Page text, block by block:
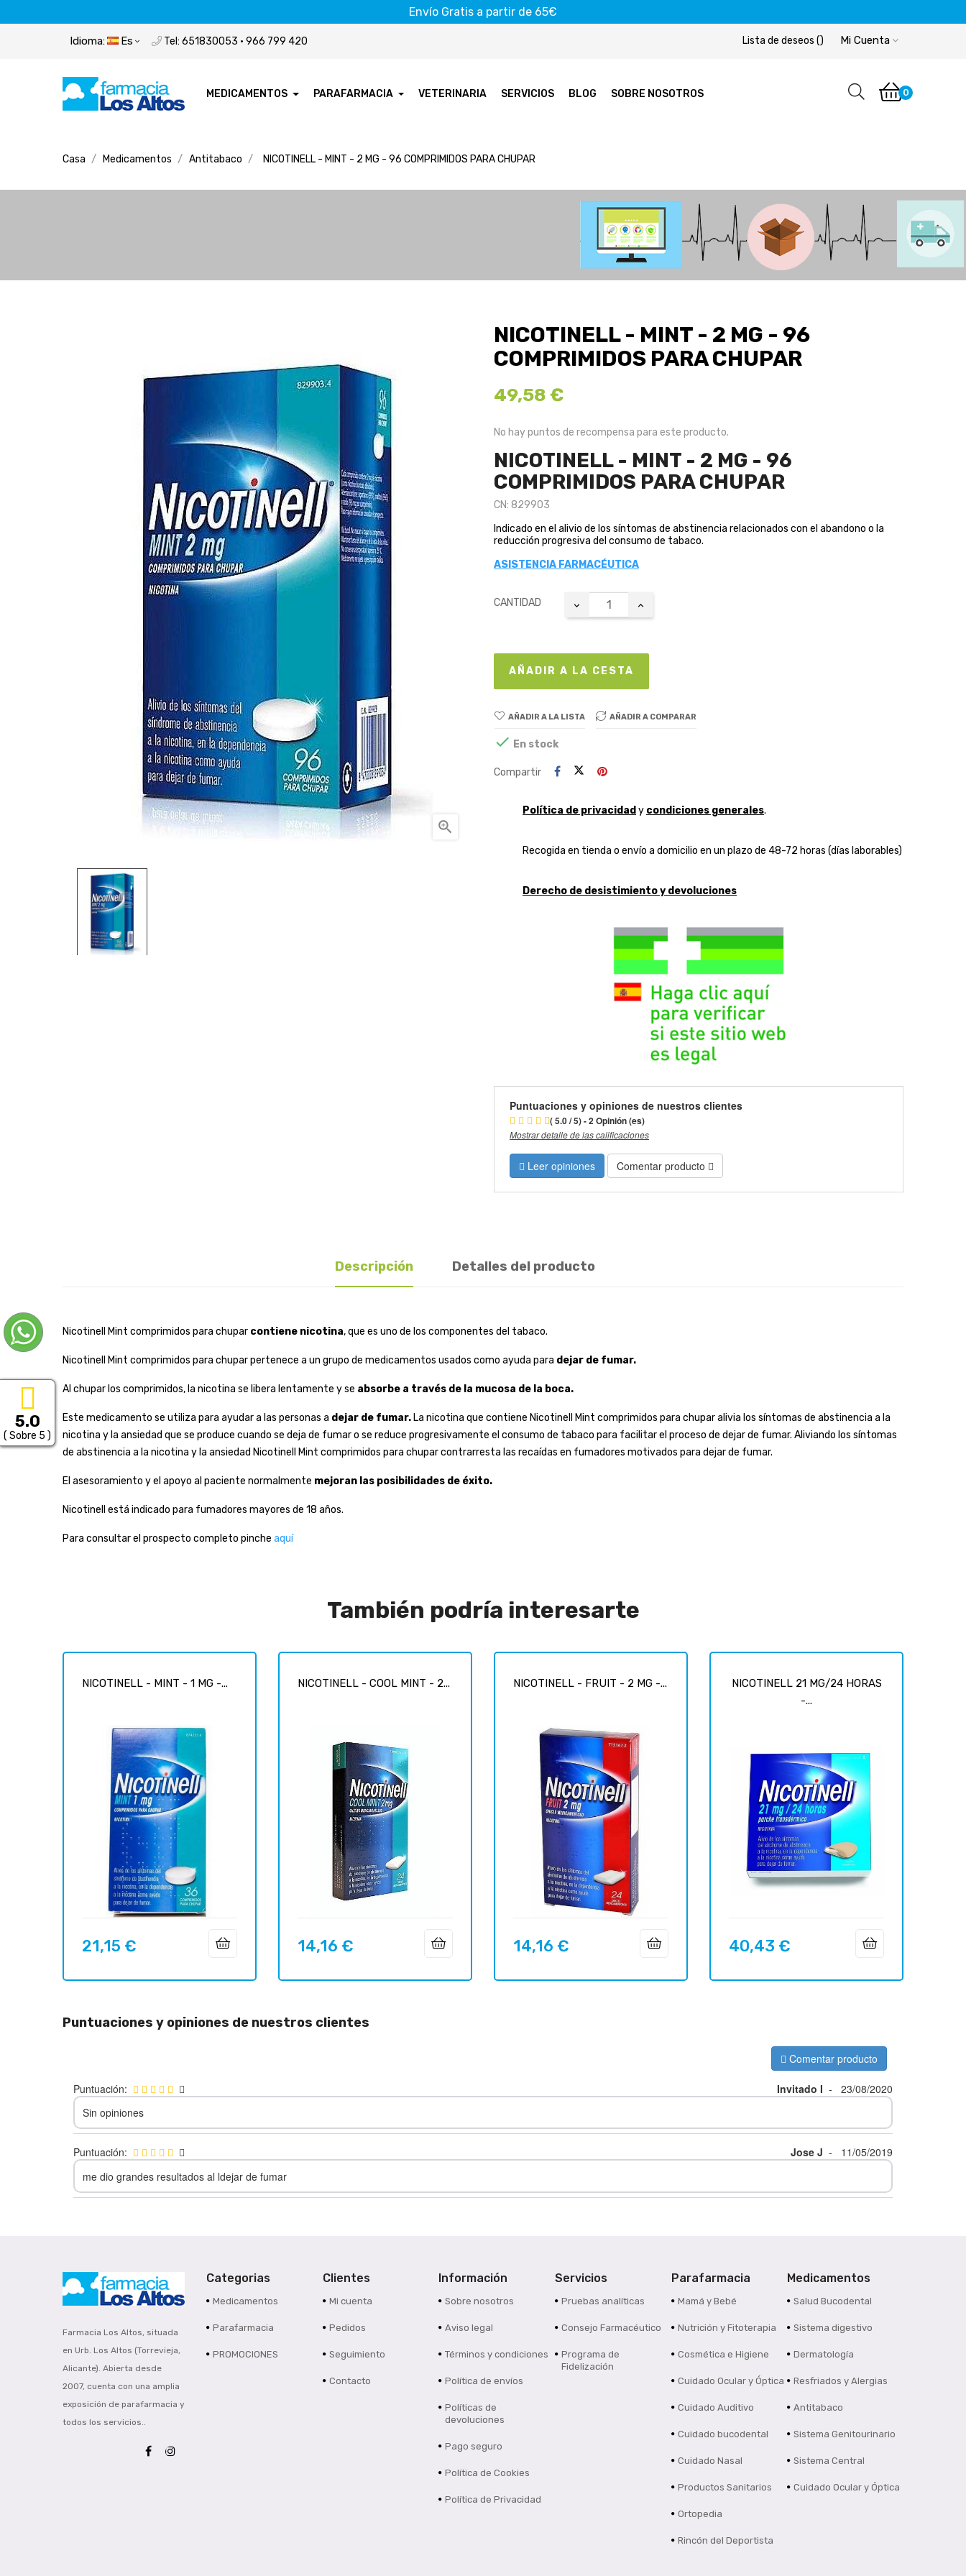
Envío Gratis a partir de 65€
Idioma: Es Tel: 651830053 · 966 799 420 Mi Cuenta
Lista de deseos ()
MEDICAMENTOS PARAFARMACIA VETERINARIA SERVICIOS BLOG SOBRE NOSOTROS 0
Casa Medicamentos Antitabaco NICOTINELL - MINT - 2 MG - 96 COMPRIMIDOS PARA CHUPAR

NICOTINELL - MINT - 2 MG - 96
COMPRIMIDOS PARA CHUPAR
49,58 €
No hay puntos de recompensa para este producto.
NICOTINELL - MINT - 2 MG - 96
COMPRIMIDOS PARA CHUPAR
CN: 829903
Indicado en el alivio de los síntomas de abstinencia relacionados con el abandono o la
reducción progresiva del consumo de tabaco.
ASISTENCIA FARMACÉUTICA
CANTIDAD
AÑADIR A LA CESTA
AÑADIR A LA LISTA AÑADIR A COMPARAR
 En stock
Compartir
Política de privacidad y condiciones generales.
Recogida en tienda o envío a domicilio en un plazo de 48-72 horas (días laborables)
Derecho de desistimiento y devoluciones
Puntuaciones y opiniones de nuestros clientes
( 5.0 / 5) - 2 Opinión (es)
Mostrar detalle de las calificaciones
Leer opiniones Comentar producto
Descripción Detalles del producto
Nicotinell Mint comprimidos para chupar contiene nicotina, que es uno de los componentes del tabaco.
Nicotinell Mint comprimidos para chupar pertenece a un grupo de medicamentos usados como ayuda para dejar de fumar.
Al chupar los comprimidos, la nicotina se libera lentamente y se absorbe a través de la mucosa de la boca.
Este medicamento se utiliza para ayudar a las personas a dejar de fumar. La nicotina que contiene Nicotinell Mint comprimidos para chupar alivia los síntomas de abstinencia a la
nicotina y la ansiedad que se produce cuando se deja de fumar o se reduce progresivamente el consumo de tabaco para facilitar el proceso de dejar de fumar. Aliviando los síntomas
de abstinencia a la nicotina y la ansiedad Nicotinell Mint comprimidos para chupar contrarresta las recaídas en fumadores motivados para dejar de fumar.
El asesoramiento y el apoyo al paciente normalmente mejoran las posibilidades de éxito.
Nicotinell está indicado para fumadores mayores de 18 años.
Para consultar el prospecto completo pinche aquí
También podría interesarte
NICOTINELL - MINT - 1 MG -...
Precio
21,15 €
NICOTINELL - COOL MINT - 2...
Precio
14,16 €
NICOTINELL - FRUIT - 2 MG -...
Precio
14,16 €
NICOTINELL 21 MG/24 HORAS
-...
Precio
40,43 €
Puntuaciones y opiniones de nuestros clientes
Comentar producto
Puntuación: Invitado I -
23/08/2020
Sin opiniones
Puntuación: Jose J -
11/05/2019
me dio grandes resultados al ldejar de fumar
Farmacia Los Altos, situada
en Urb. Los Altos (Torrevieja,
Alicante). Abierta desde
2007, cuenta con una amplia
exposición de parafarmacia y
todos los servicios..
Categorias
Medicamentos
Parafarmacia
PROMOCIONES
Clientes
Mi cuenta
Pedidos
Seguimiento
Contacto
Información
Sobre nosotros
Aviso legal
Términos y condiciones
Política de envíos
Políticas de
devoluciones
Pago seguro
Política de Cookies
Política de Privacidad
Servicios
Pruebas analíticas
Consejo Farmacéutico
Programa de
Fidelización
Parafarmacia
Mamá y Bebé
Nutrición y Fitoterapia
Cosmética e Higiene
Cuidado Ocular y Óptica
Cuidado Auditivo
Cuidado bucodental
Cuidado Nasal
Productos Sanitarios
Ortopedia
Rincón del Deportista
Medicamentos
Salud Bucodental
Sistema digestivo
Dermatología
Resfriados y Alergias
Antitabaco
Sistema Genitourinario
Sistema Central
Cuidado Ocular y Óptica
5.0
( Sobre 5 )